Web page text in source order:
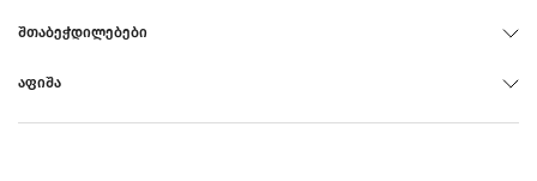
ᲨᲗᲐᲑᲔᲭᲓᲘᲚᲔᲑᲔᲑᲘ
ᲐᲤᲘᲨᲐ